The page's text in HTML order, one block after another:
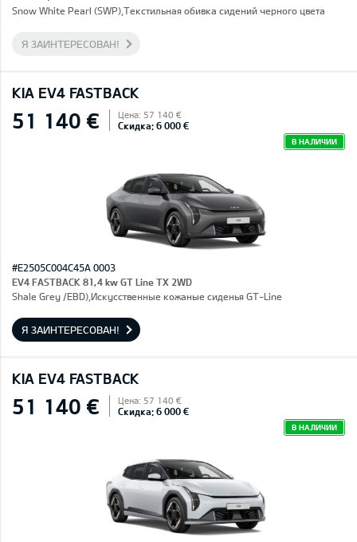
Snow White Pearl (SWP),Текстильная обивка сидений черного цвета
Я ЗАИНТЕРЕСОВАН!
KIA EV4 FASTBACK
51 140 € Цена: 57 140 €
Скидка: 6 000 €
В НАЛИЧИИ
#E2505C004C45A 0003
EV4 FASTBACK 81,4 kw GT Line TX 2WD
Shale Grey /EBD),Искусственные кожаные сиденья GT-Line
Я ЗАИНТЕРЕСОВАН!
KIA EV4 FASTBACK
51 140 € Цена: 57 140 €
Скидка: 6 000 €
В НАЛИЧИИ